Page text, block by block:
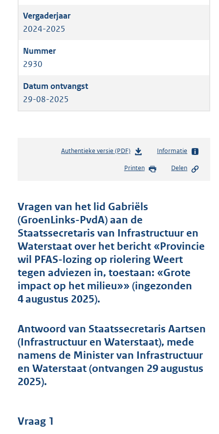
2024-2025
2930
29-08-2025
Authentieke versie (PDF)b
s
n
d
s
g
r
o
t
t
0
K
b
Informatie
Printen Delen
Vragen van het lid Gabriëls
(GroenLinks-PvdA) aan de
Staatssecretaris van Infrastructuur en
Waterstaat over het bericht «Provincie
wil PFAS-lozing op riolering Weert
tegen adviezen in, toestaan: «Grote
impact op het milieu»» (ingezonden
4 augustus 2025).
Antwoord van Staatssecretaris Aartsen
(Infrastructuur en Waterstaat), mede
namens de Minister van Infrastructuur
en Waterstaat (ontvangen 29 augustus
2025).
Vraag 1